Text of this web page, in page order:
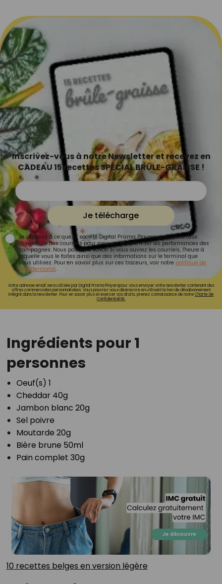
Inscrivez-vous à notre Newsletter et recevez en
CADEAU 15 recettes SPÉCIAL BRÛLE-GRAISSE !
Je télécharge
Je consens à ce que la société Digital Prisma Players analyse le taux
d'ouverture des courriels pour mesurer et optimiser les performances des
campagnes. Nous pourrons savoir si vous ouvrez les courriels, l'heure à
laquelle vous le faites ainsi que des informations sur le terminal que
vous utilisez. Pour en savoir plus sur ces traceurs, voir notre politique de
confidentialité.
Votre adresse email sera utilisée par Digital Prisma Playerspour vous envoyer votre newsletter contenant des
offres commerciales personnalisées. Vous pourrez vous désinscrire en utilisant le lien de désabonnement
intégré dans la newsletter. Pour en savoir plus et exercer vos droits, prenez connaissance de notreCharte de
Confidentialité.
⁣Ingrédients pour 1
personnes
Oeuf(s) 1⁣
Cheddar 40g⁣
Jambon blanc 20g⁣
Sel poivre⁣
Moutarde 20g⁣
Bière brune 50ml⁣
Pain complet 30g⁣
10 recettes belges en version légère⁣